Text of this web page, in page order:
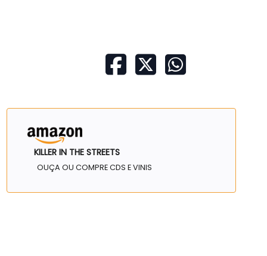
KILLER IN THE STREETS
OUÇA OU COMPRE CDS E VINIS